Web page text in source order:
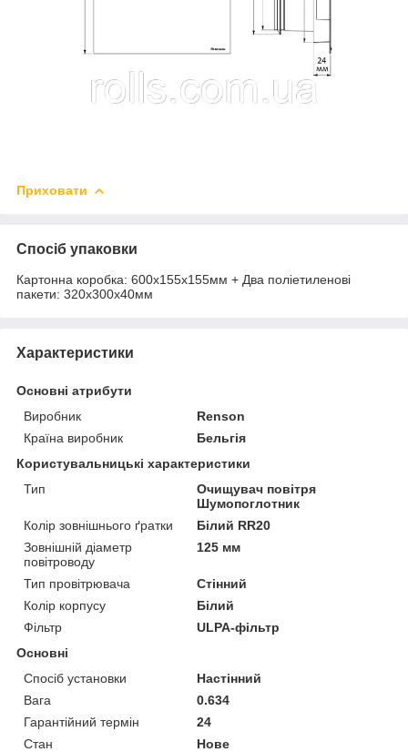
Приховати
Спосіб упаковки
Картонна коробка: 600х155х155мм + Два поліетиленові
пакети: 320х300х40мм
Характеристики
Основні атрибути
Виробник
Renson
Країна виробник
Бельгія
Користувальницькі характеристики
Тип
Очищувач повітря
Шумопоглотник
Колір зовнішнього ґратки
Білий RR20
Зовнішній діаметр
повітроводу
125 мм
Тип провітрювача
Стінний
Колір корпусу
Білий
Фільтр
ULPA-фільтр
Основні
Спосіб установки
Настінний
Вага
0.634
Гарантійний термін
24
Стан
Нове